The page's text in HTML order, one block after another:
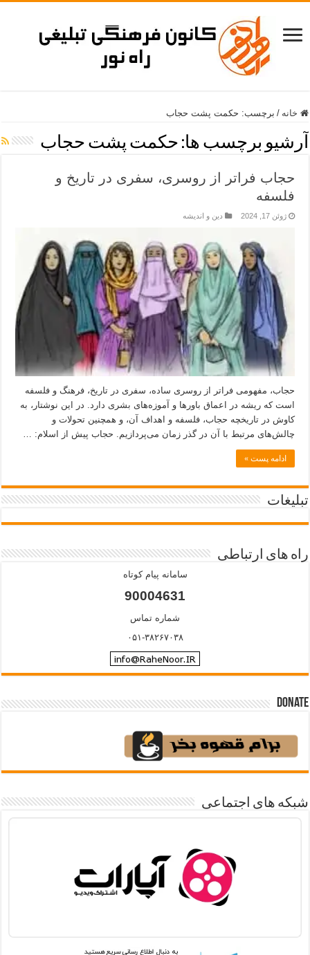
خانه / برچسب: حکمت پشت حجاب
آرشیو برچسب ها: حکمت پشت حجاب
حجاب فراتر از روسری، سفری در تاریخ و
فلسفه
ژوئن 17, 2024 دین و اندیشه
حجاب، مفهومی فراتر از روسری ساده، سفری در تاریخ، فرهنگ و فلسفه
است که ریشه در اعماق باورها و آموزه‌های بشری دارد. در این نوشتار، به
کاوش در تاریخچه حجاب، فلسفه و اهداف آن، و همچنین تحولات و
چالش‌های مرتبط با آن در گذر زمان می‌پردازیم. حجاب پیش از اسلام: …
ادامه پست »
تبلیغات
راه های ارتباطی
سامانه پیام کوتاه
90004631
شماره تماس
۰۵۱-۳۸۲۶۷۰۳۸
Donate
شبکه های اجتماعی